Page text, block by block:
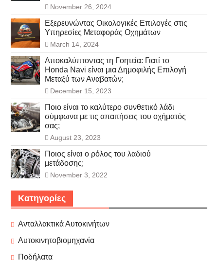
November 26, 2024
Εξερευνώντας Οικολογικές Επιλογές στις
Υπηρεσίες Μεταφοράς Οχημάτων
March 14, 2024
Αποκαλύπτοντας τη Γοητεία: Γιατί το
Honda Navi είναι μια Δημοφιλής Επιλογή
Μεταξύ των Αναβατών;
December 15, 2023
Ποιο είναι το καλύτερο συνθετικό λάδι
σύμφωνα με τις απαιτήσεις του οχήματός
σας;
August 23, 2023
Ποιος είναι ο ρόλος του λαδιού
μετάδοσης;
November 3, 2022
Κατηγορίες
Ανταλλακτικά Αυτοκινήτων
Αυτοκινητοβιομηχανία
Ποδήλατα